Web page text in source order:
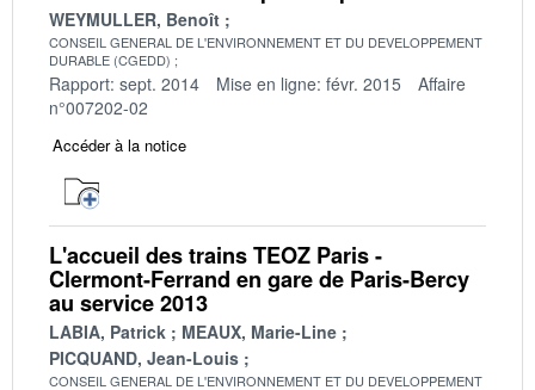
WEYMULLER, Benoît
CONSEIL GENERAL DE L'ENVIRONNEMENT ET DU DEVELOPPEMENT
DURABLE (CGEDD)
Rapport: sept. 2014 Mise en ligne: févr. 2015
Affaire
n°007202-02
Accéder à la notice
L'accueil des trains TEOZ Paris -
Clermont-Ferrand en gare de Paris-Bercy
au service 2013
LABIA, Patrick
MEAUX, Marie-Line
PICQUAND, Jean-Louis
CONSEIL GENERAL DE L'ENVIRONNEMENT ET DU DEVELOPPEMENT